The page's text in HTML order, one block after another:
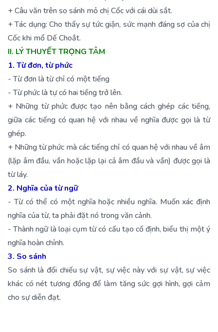
+ Câu văn trên so sánh mỏ chị Cốc với cái dùi sắt.
+ Tác dụng: Cho thấy sự tức giận, sức mạnh đáng sợ của chị
Cốc khi mổ Dế Choắt.
II. LÝ THUYẾT TRỌNG TÂM
1. Từ đơn, từ phức
- Từ đơn là từ chỉ có một tiếng
- Từ phức là tự có hai tiếng trở lên.
+ Những từ phức được tạo nên bằng cách ghép các tiếng,
giữa các tiếng có quan hệ với nhau về nghĩa được gọi là từ
ghép.
+ Những từ phức mà các tiếng chỉ có quan hệ với nhau về âm
(lặp âm đầu, vần hoặc lặp lại cả âm đầu và vần) được gọi là
từ láy.
2. Nghĩa của từ ngữ
- Từ có thể có một nghĩa hoặc nhiều nghĩa. Muốn xác định
nghĩa của từ, ta phải đặt nó trong văn cảnh.
- Thành ngữ là loại cụm từ có cấu tạo cố định, biểu thị một ý
nghĩa hoàn chỉnh.
3. So sánh
So sánh là đối chiếu sự vật, sự việc này với sự vật, sự việc
khác có nét tương đồng để làm tăng sức gợi hình, gợi cảm
cho sự diễn đạt.